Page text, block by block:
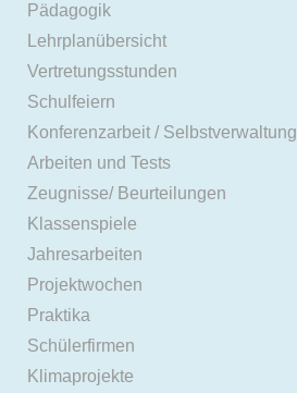
Pädagogik
Lehrplanübersicht
Vertretungsstunden
Schulfeiern
Konferenzarbeit / Selbstverwaltung
Arbeiten und Tests
Zeugnisse/ Beurteilungen
Klassenspiele
Jahresarbeiten
Projektwochen
Praktika
Schülerfirmen
Klimaprojekte